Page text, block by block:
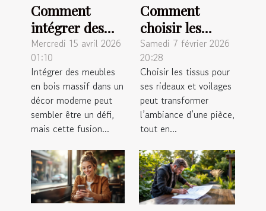
Comment
intégrer des
meubles en
bois massif
dans un décor
moderne ?
Mercredi 15 avril 2026
01:10
Intégrer des meubles
en bois massif dans un
décor moderne peut
sembler être un défi,
mais cette fusion...
Comment
choisir les
meilleurs tissus
pour vos
rideaux et
voilages ?
Samedi 7 février 2026
20:28
Choisir les tissus pour
ses rideaux et voilages
peut transformer
l’ambiance d’une pièce,
tout en...